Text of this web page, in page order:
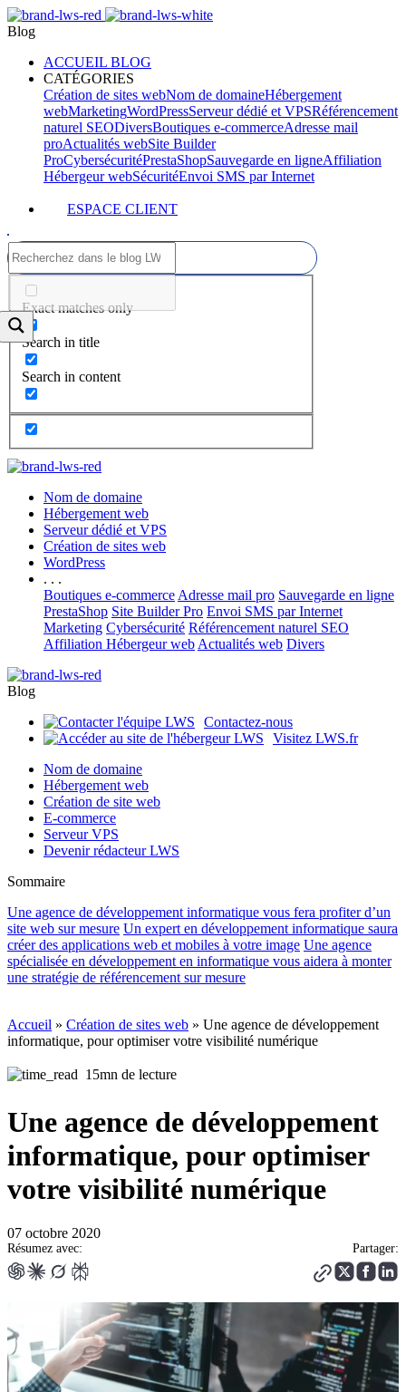
Blog
ACCUEIL BLOG
CATÉGORIES
Création de sites webNom de domaineHébergement
webMarketingWordPressServeur dédié et VPSRéférencement
naturel SEODiversBoutiques e-commerceAdresse mail
proActualités webSite Builder
ProCybersécuritéPrestaShopSauvegarde en ligneAffiliation
Hébergeur webSécuritéEnvoi SMS par Internet
ESPACE CLIENT
Exact matches only
Search in title
Search in content
Nom de domaine
Hébergement web
Serveur dédié et VPS
Création de sites web
WordPress
. . .
Boutiques e-commerce Adresse mail pro Sauvegarde en ligne
PrestaShop Site Builder Pro Envoi SMS par Internet
Marketing Cybersécurité Référencement naturel SEO
Affiliation Hébergeur web Actualités web Divers
Blog
Contactez-nous
Visitez LWS.fr
Nom de domaine
Hébergement web
Création de site web
E-commerce
Serveur VPS
Devenir rédacteur LWS
Sommaire
Une agence de développement informatique vous fera profiter d’un
site web sur mesure Un expert en développement informatique saura
créer des applications web et mobiles à votre image Une agence
spécialisée en développement en informatique vous aidera à monter
une stratégie de référencement sur mesure
Accueil » Création de sites web » Une agence de développement
informatique, pour optimiser votre visibilité numérique
15mn de lecture
Une agence de développement
informatique, pour optimiser
votre visibilité numérique
07 octobre 2020
Résumez avec: Partager: